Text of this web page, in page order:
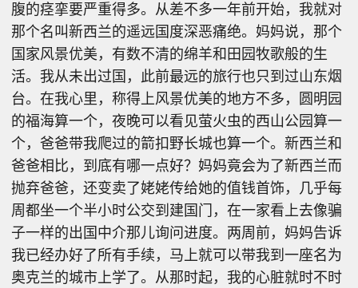
腹的痉挛要严重得多。从差不多一年前开始，我就对
那个名叫新西兰的遥远国度深恶痛绝。妈妈说，那个
国家风景优美，有数不清的绵羊和田园牧歌般的生
活。我从未出过国，此前最远的旅行也只到过山东烟
台。在我心里，称得上风景优美的地方不多，圆明园
的福海算一个，夜晚可以看见萤火虫的西山公园算一
个，爸爸带我爬过的箭扣野长城也算一个。新西兰和
爸爸相比，到底有哪一点好？妈妈竟会为了新西兰而
抛弃爸爸，还变卖了姥姥传给她的值钱首饰，几乎每
周都坐一个半小时公交到建国门，在一家看上去像骗
子一样的出国中介那儿询问进度。两周前，妈妈告诉
我已经办好了所有手续，马上就可以带我到一座名为
奥克兰的城市上学了。从那时起，我的心脏就时不时